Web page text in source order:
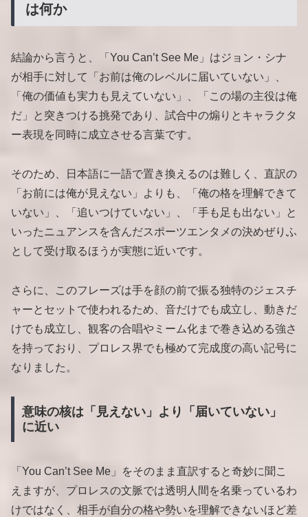
は何か
結論から言うと、「You Can’t See Me」はジョン・シナ
が相手に対して「お前は俺のレベルに届いていない」、
「俺の価値も実力も見えていない」、「この場の主役は俺
だ」と突きつける挑発であり、試合中の煽りとキャラクタ
ー表現を同時に成立させる言葉です。
そのため、日本語に一語で置き換えるのは難しく、直訳の
「お前には俺が見えない」よりも、「俺の格を理解できて
いない」、「追いつけていない」、「手も足も出ない」と
いったニュアンスを含んだスポーツエンタメの決めぜりふ
として受け取るほうが実態に近いです。
さらに、このフレーズは手を顔の前で振る独特のジェスチ
ャーとセットで使われるため、音だけでも成立し、動きだ
けでも成立し、観客の合唱やミーム化まで巻き込める強さ
を持っており、プロレス界でも極めて完成度の高い記号に
なりました。
意味の核は「見えない」より「届いていない」
に近い
「You Can’t See Me」をそのまま直訳すると奇妙に聞こ
えますが、プロレスの文脈では透明人間を名乗っているわ
けではなく、相手が自分の格や勢いを理解できないほど差